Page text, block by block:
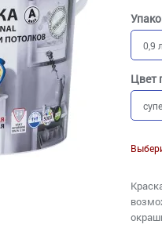
0,9 л
Цвет